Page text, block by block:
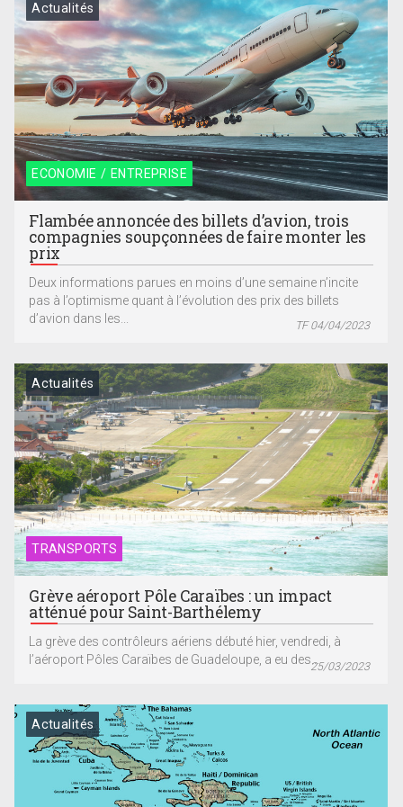
ECONOMIE / ENTREPRISE
Actualités
Flambée annoncée des billets d’avion, trois
compagnies soupçonnées de faire monter les
prix
Deux informations parues en moins d’une semaine n’incite
pas à l’optimisme quant à l’évolution des prix des billets
d’avion dans les...
TF 04/04/2023
TRANSPORTS
Actualités
Grève aéroport Pôle Caraïbes : un impact
atténué pour Saint-Barthélemy
La grève des contrôleurs aériens débuté hier, vendredi, à
l’aéroport Pôles Caraïbes de Guadeloupe, a eu des...25/03/2023
Actualités